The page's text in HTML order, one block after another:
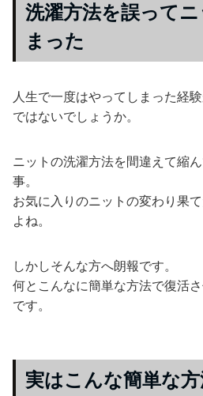
洗濯方法を誤って
まった
人生で一度はやってしまった経
ではないでしょうか。
ニットの洗濯方法を間違えて縮
事。
お気に入りのニットの変わり果
よね。
しかしそんな方へ朗報です。
何とこんなに簡単な方法で復活
です。
実はこんな簡単な